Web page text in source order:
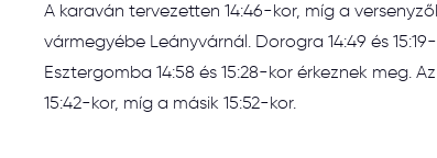
A karaván tervezetten 14:46-kor, míg a
vármegyébe Leányvárnál. Dorogra 14:49 és
Esztergomba 14:58 és 15:28-kor érkeznek meg.
15:42-kor, míg a másik 15:52-kor.